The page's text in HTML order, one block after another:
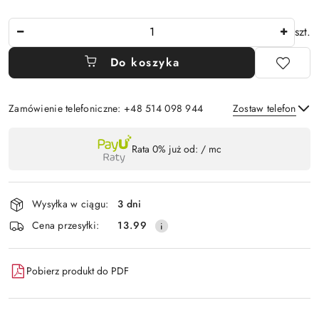
szt.
Do koszyka
Zamówienie telefoniczne: +48 514 098 944 Zostaw telefon
płatność
i
dostawa
Rata 0% już od: / mc
Wysyłka w ciągu:
3 dni
Cena przesyłki:
13.99
Pobierz produkt do PDF